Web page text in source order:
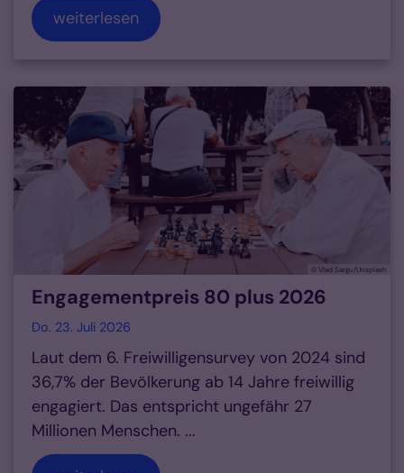
weiterlesen
© Vlad Sargu/Unsplash
Engagementpreis 80 plus 2026
Do. 23. Juli 2026
Laut dem 6. Freiwilligensurvey von 2024 sind
36,7% der Bevölkerung ab 14 Jahre freiwillig
engagiert. Das entspricht ungefähr 27
Millionen Menschen. ...